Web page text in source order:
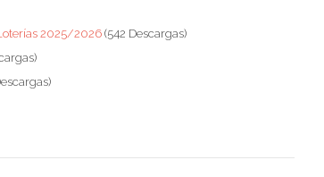
2025/2026(542 Descargas)